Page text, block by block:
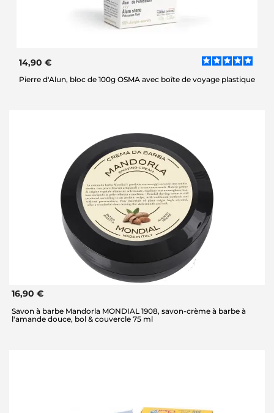
14,90 €
Pierre d'Alun, bloc de 100g OSMA avec boîte de voyage plastique
16,90 €
Savon à barbe Mandorla MONDIAL 1908, savon-crème à barbe à
l'amande douce, bol & couvercle 75 ml